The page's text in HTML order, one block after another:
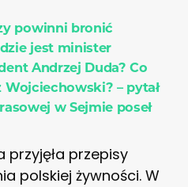
powinni bronić
jest minister
Andrzej Duda? Co
– pytał
w Sejmie poseł
przyjęła przepisy
polskiej żywności. W